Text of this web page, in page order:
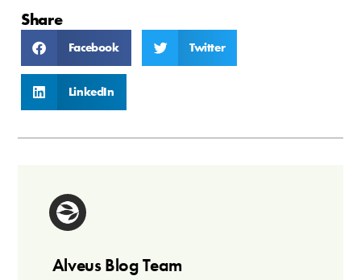
Share
Facebook Twitter
LinkedIn
Alveus Blog Team